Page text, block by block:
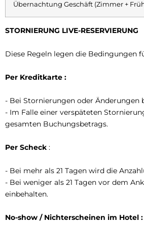
Übernachtung Geschäft (Zimmer +
STORNIERUNG LIVE-RESERVIERUNG
Diese Regeln legen die Bedingungen
Per Kreditkarte :
- Bei Stornierungen oder Änderungen
- Im Falle einer verspäteten
gesamten Buchungsbetrags.
Per Scheck :
- Bei mehr als 21 Tagen wird die
- Bei weniger als 21 Tagen vor dem
einbehalten.
No-show / Nichterscheinen im Hotel :